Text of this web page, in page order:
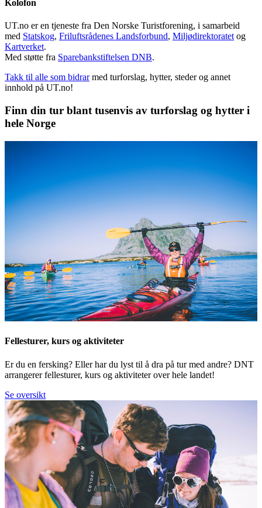
Kolofon
UT.no er en tjeneste fra Den Norske Turistforening, i samarbeid
med Statskog, Friluftsrådenes Landsforbund, Miljødirektoratet og
Kartverket.
Med støtte fra Sparebankstiftelsen DNB.
Takk til alle som bidrar med turforslag, hytter, steder og annet
innhold på UT.no!
Finn din tur blant tusenvis av turforslag og hytter i
hele Norge
Fellesturer, kurs og aktiviteter
Er du en fersking? Eller har du lyst til å dra på tur med andre? DNT
arrangerer fellesturer, kurs og aktiviteter over hele landet!
Se oversikt